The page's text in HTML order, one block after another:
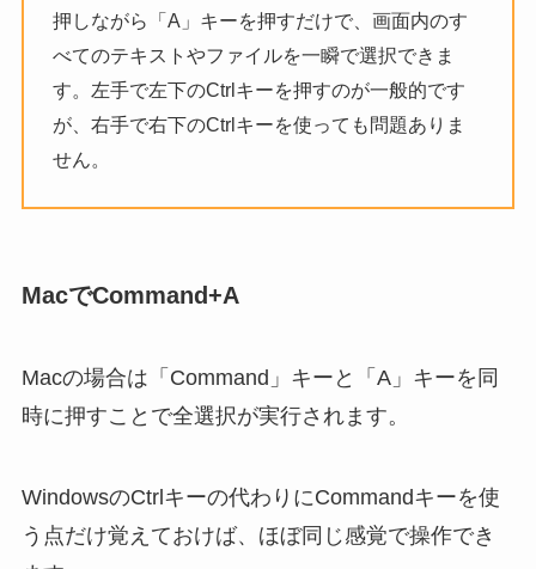
押しながら「A」キーを押すだけで、画面内のす
べてのテキストやファイルを一瞬で選択できま
す。左手で左下のCtrlキーを押すのが一般的です
が、右手で右下のCtrlキーを使っても問題ありま
せん。
MacでCommand+A
Macの場合は「Command」キーと「A」キーを同
時に押すことで全選択が実行されます。
WindowsのCtrlキーの代わりにCommandキーを使
う点だけ覚えておけば、ほぼ同じ感覚で操作でき